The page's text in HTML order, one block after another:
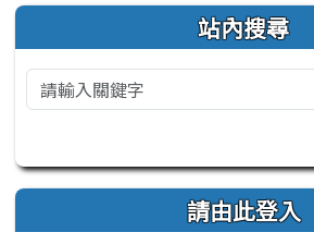
右邊區域內容 站內搜尋
請由此登入